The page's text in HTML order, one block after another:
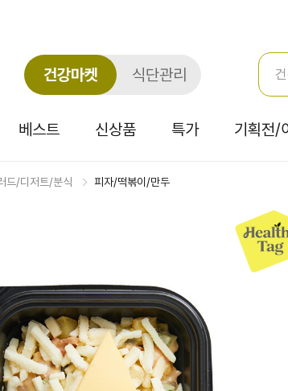
건강마켓 식단관리
베스트 신상품 특가 기획전/
드/디저트/분식 피자/떡볶이/만두